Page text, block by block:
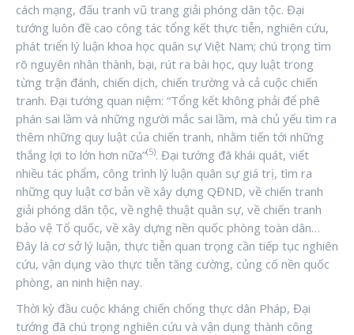
cách mạng, đấu tranh vũ trang giải phóng dân tộc. Đại
tướng luôn đề cao công tác tổng kết thực tiễn, nghiên cứu,
phát triển lý luận khoa học quân sự Việt Nam; chú trọng tìm
rõ nguyên nhân thành, bại, rút ra bài học, quy luật trong
từng trận đánh, chiến dịch, chiến trường và cả cuộc chiến
tranh. Đại tướng quan niệm: “Tổng kết không phải để phê
phán sai lầm và những người mắc sai lầm, mà chủ yếu tìm ra
thêm những quy luật của chiến tranh, nhằm tiến tới những
thắng lợi to lớn hơn nữa”(5). Đại tướng đã khái quát, viết
nhiều tác phẩm, công trình lý luận quân sự giá trị, tìm ra
những quy luật cơ bản về xây dựng QĐND, về chiến tranh
giải phóng dân tộc, về nghệ thuật quân sự, về chiến tranh
bảo vệ Tổ quốc, về xây dựng nền quốc phòng toàn dân…
Đây là cơ sở lý luận, thực tiễn quan trọng cần tiếp tục nghiên
cứu, vận dụng vào thực tiễn tăng cường, củng cố nền quốc
phòng, an ninh hiện nay.
Thời kỳ đầu cuộc kháng chiến chống thực dân Pháp, Đại
tướng đã chú trọng nghiên cứu và vận dụng thành công